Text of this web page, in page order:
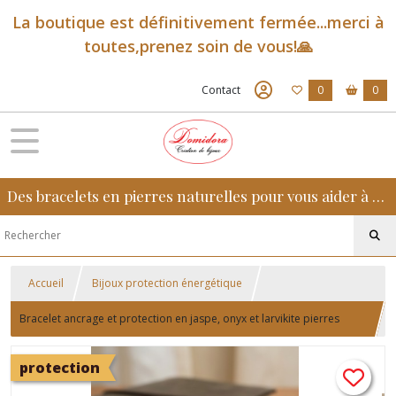
La boutique est définitivement fermée...merci à
toutes,prenez soin de vous!🙏
Contact 0 0
Des bracelets en pierres naturelles pour vous aider à retrouver sérénité, confiance et équilibre au quotidien
Accueil Bijoux protection énergétique
Bracelet ancrage et protection en jaspe, onyx et larvikite pierres
naturelles pour hommes
protection